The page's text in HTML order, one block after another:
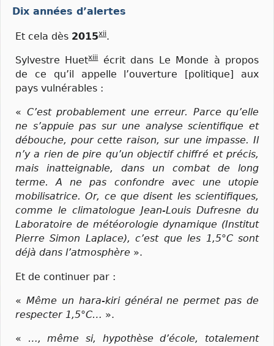
Dix années d’alertes
Et cela dès 2015xii.
Sylvestre Huetxiiiécrit dans Le Monde à propos
de ce qu’il appelle l’ouverture [politique] aux
pays vulnérables :
« C’est probablement une erreur. Parce qu’elle
ne s’appuie pas sur une analyse scientifique et
débouche, pour cette raison, sur une impasse. Il
n’y a rien de pire qu’un objectif chiffré et précis,
mais inatteignable, dans un combat de long
terme. A ne pas confondre avec une utopie
mobilisatrice. Or, ce que disent les scientifiques,
comme le climatologue Jean-Louis Dufresne du
Laboratoire de météorologie dynamique (Institut
Pierre Simon Laplace), c’est que les 1,5°C sont
déjà dans l’atmosphère ».
Et de continuer par :
« Même un hara-kiri général ne permet pas de
respecter 1,5°C… ».
« …, même si, hypothèse d’école, totalement